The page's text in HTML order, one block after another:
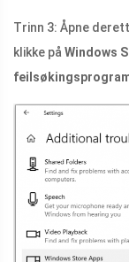
Trinn 3: Åpne
klikke på Windows